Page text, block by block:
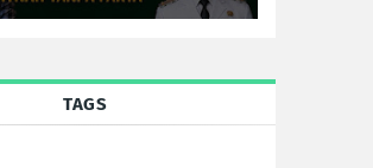
Fakta
TAGS